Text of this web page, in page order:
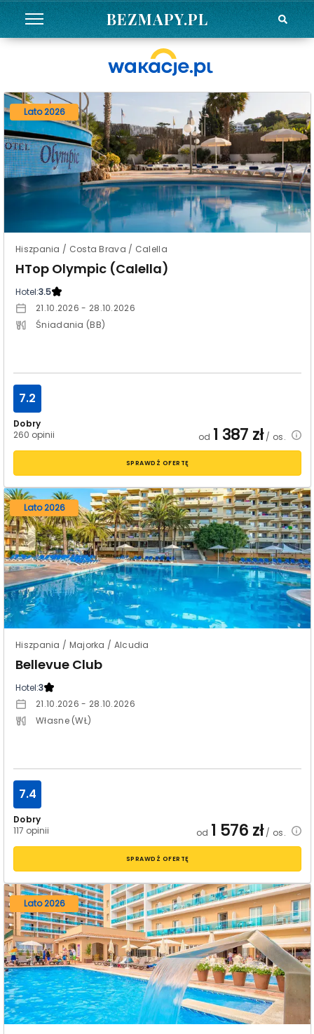
BEZMAPY.PL
Lato 2026
Hiszpania / Costa Brava / Calella
HTop Olympic (Calella)
Hotel:3.5
21.10.2026 - 28.10.2026
Śniadania (BB)
Dobry
260 opinii
7.2
od 1 387 zł/ os.
SPRAWDŹ OFERTĘ
Lato 2026
Hiszpania / Majorka / Alcudia
Bellevue Club
Hotel:3
21.10.2026 - 28.10.2026
Własne (WŁ)
Dobry
117 opinii
7.4
od 1 576 zł/ os.
SPRAWDŹ OFERTĘ
Lato 2026